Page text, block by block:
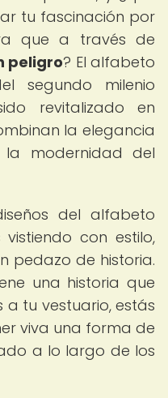
tu fascinación por
que a través de
peligro? El alfabeto
segundo milenio
revitalizado en
la elegancia
modernidad del
del alfabeto
con estilo,
pedazo de historia.
una historia que
tu vestuario, estás
viva una forma de
a lo largo de los